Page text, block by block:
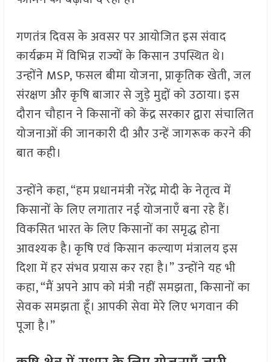
गणतंत्र दिवस के अवसर पर आयोजित इस संवाद
कार्यक्रम में विभिन्न राज्यों के किसान उपस्थित थे।
उन्होंने MSP, फसल बीमा योजना, प्राकृतिक खेती, जल
संरक्षण और कृषि बाजार से जुड़े मुद्दों को उठाया। इस
दौरान चौहान ने किसानों को केंद्र सरकार द्वारा संचालित
योजनाओं की जानकारी दी और उन्हें जागरूक करने की
बात कही।
उन्होंने कहा, “हम प्रधानमंत्री नरेंद्र मोदी के नेतृत्व में
किसानों के लिए लगातार नई योजनाएँ बना रहे हैं।
विकसित भारत के लिए किसानों का समृद्ध होना
आवश्यक है। कृषि एवं किसान कल्याण मंत्रालय इस
दिशा में हर संभव प्रयास कर रहा है।” उन्होंने यह भी
कहा, “मैं अपने आप को मंत्री नहीं समझता, किसानों का
सेवक समझता हूँ। आपकी सेवा मेरे लिए भगवान की
पूजा है।”